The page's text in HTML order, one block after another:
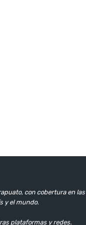
con cobertura en
y el mundo.
plataformas y redes.